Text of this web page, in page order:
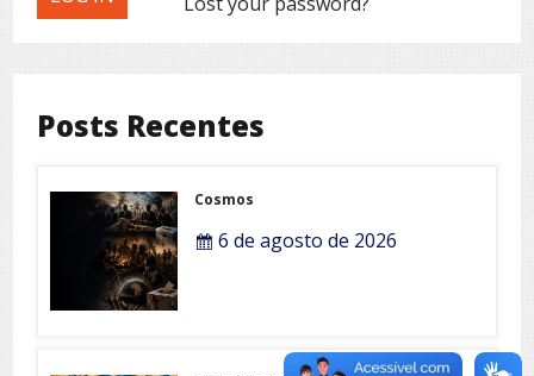
Posts Recentes
Cosmos
6 de agosto de 2026